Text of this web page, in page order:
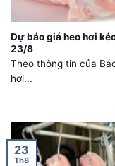
Dự báo giá heo hơi
23/8
Theo thông tin của
hơi...
23
Th8